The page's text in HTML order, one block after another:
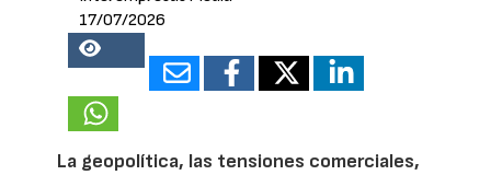
17/07/2026
25826
La geopolítica, las tensiones comerciales,